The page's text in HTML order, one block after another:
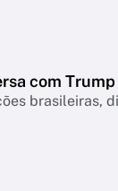
com Trump
brasileiras,